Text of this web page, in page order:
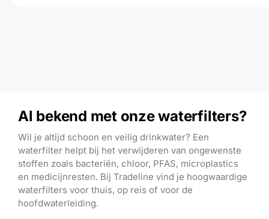
Al bekend met onze waterfilters?
Wil je altijd schoon en veilig drinkwater? Een
waterfilter helpt bij het verwijderen van ongewenste
stoffen zoals bacteriën, chloor, PFAS, microplastics
en medicijnresten. Bij Tradeline vind je hoogwaardige
waterfilters voor thuis, op reis of voor de
hoofdwaterleiding.